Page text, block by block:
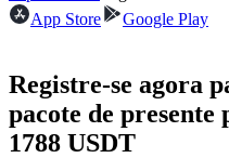
Desfrute da partilha de
App Store
Google Play
Registre-se agora
pacote de presente
1788 USDT